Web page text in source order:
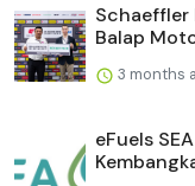
Schaeffler
Balap
3 months
eFuels